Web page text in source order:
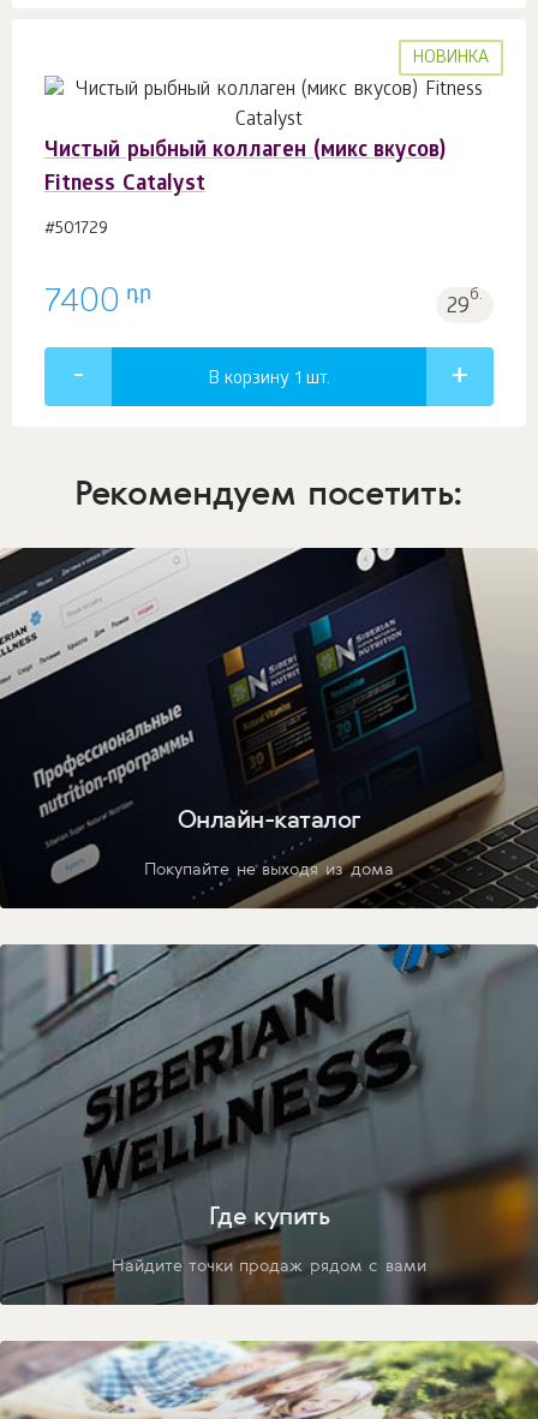
НОВИНКА
Чистый рыбный коллаген (микс вкусов)
Fitness Catalyst
#501729
7400 դր 29б.
В корзину 1 шт.
Рекомендуем посетить:
Онлайн-каталог
Покупайте не выходя из дома
Где купить
Найдите точки продаж рядом с вами